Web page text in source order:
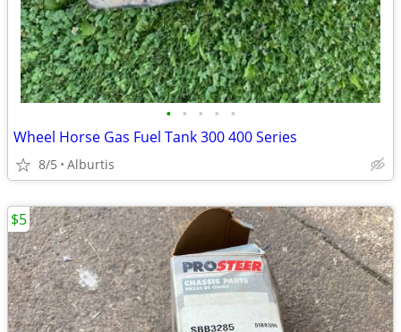
• • • • •
Wheel Horse Gas Fuel Tank 300 400 Series
8/5 Alburtis
$5